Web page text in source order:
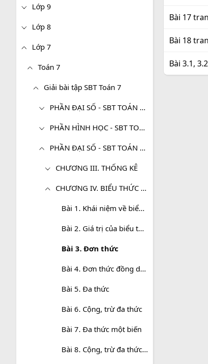
Lớp 9
Lớp 8
Lớp 7
Toán 7
Giải bài tập SBT Toán 7
PHẦN ĐẠI SỐ - SBT TOÁN 7 TẬP 1
PHẦN HÌNH HỌC - SBT TOÁN 7 TẬP 1
PHẦN ĐẠI SỐ - SBT TOÁN 7 TẬP 2
CHƯƠNG III. THỐNG KÊ
CHƯƠNG IV. BIỂU THỨC ĐẠI SỐ
Bài 1. Khái niệm về biểu thức đại số
Bài 2. Giá trị của biểu thức đại số
Bài 3. Đơn thức
Bài 4. Đơn thức đồng dạng
Bài 5. Đa thức
Bài 6. Cộng, trừ đa thức
Bài 7. Đa thức một biến
Bài 8. Cộng, trừ đa thức một biến
Bài 17
Bài 18
Bài 3.1,